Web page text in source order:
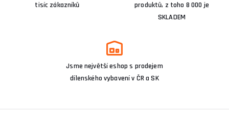
tisíc zákazníků
produktů, z toho 8 000 je
SKLADEM
Jsme největší eshop s prodejem
dílenského vybavení v ČR a SK